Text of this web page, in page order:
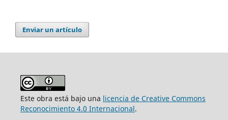
Enviar un artículo
Este obra está bajo una licencia de Creative Commons
Reconocimiento 4.0 Internacional.